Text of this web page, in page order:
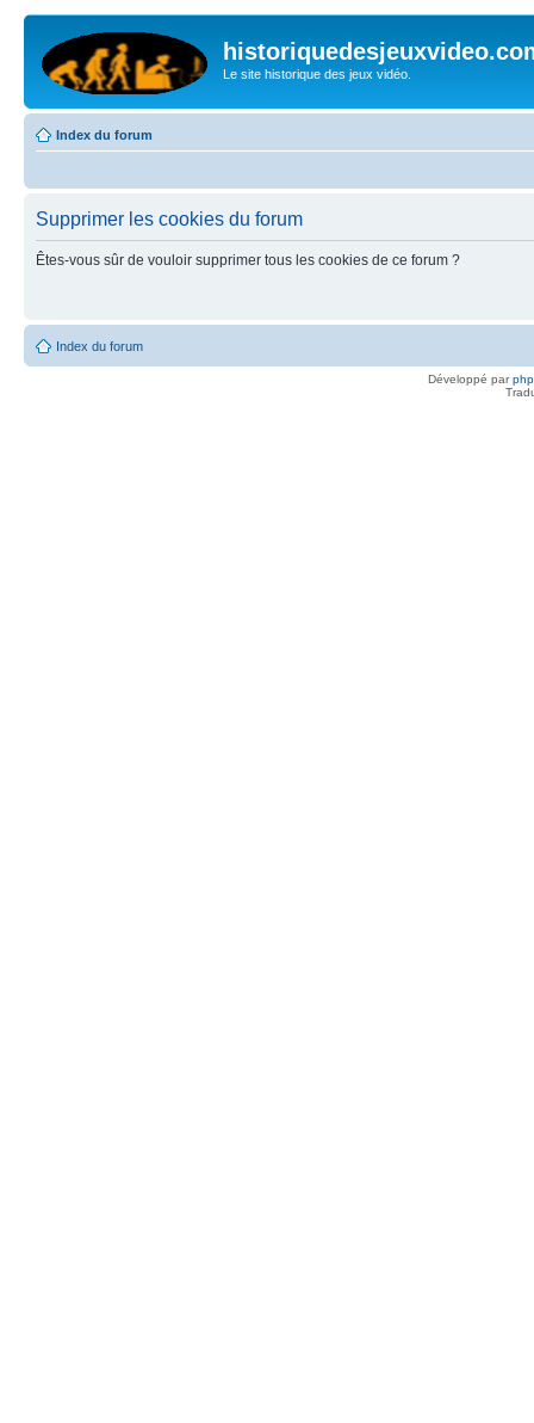
Le site historique des jeux vidéo.
Index du forum
Supprimer les cookies du forum
Êtes-vous sûr de vouloir supprimer tous les cookies de ce forum ?
Index du forum
Développé par